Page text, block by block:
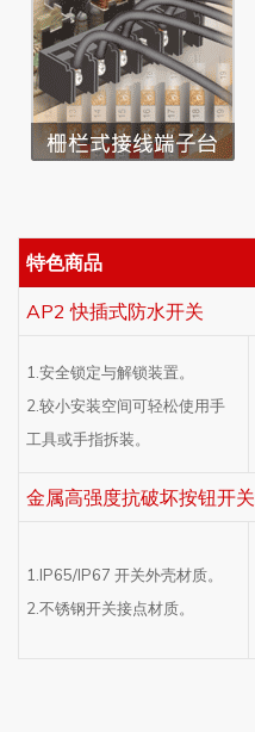
特色商品
AP2 快插式防水开关
1.安全锁定与解锁装置。
2.较小安装空间可轻松使用手
工具或手指拆装。
金属高强度抗破坏按钮开关
1.IP65/IP67 开关外壳材质。
2.不锈钢开关接点材质。